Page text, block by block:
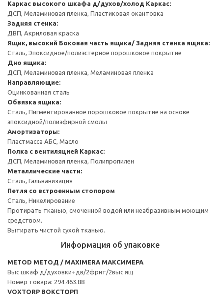
Каркас высокого шкафа д/духов/холод Каркас:
ДСП, Меламиновая пленка, Пластиковая окантовка
Задняя стенка:
ДВП, Акриловая краска
Ящик, высокий Боковая часть ящика/ Задняя стенка ящика:
Сталь, Эпоксидное/полиэстерное порошковое покрытие
Дно ящика:
ДСП, Меламиновая пленка, Меламиновая пленка
Направляющие:
Оцинкованная сталь
Обвязка ящика:
Сталь, Пигментированное порошковое покрытие на основе
эпоксидной/полиэфирной смолы
Амортизаторы:
Пластмасса АБС, Масло
Полка с вентиляцией Каркас:
ДСП, Меламиновая пленка, Полипропилен
Металлические части:
Сталь, Гальванизация
Петля со встроенным стопором
Сталь, Никелирование
Протирать тканью, смоченной водой или неабразивным моющим
средством.
Вытирать чистой сухой тканью.
Информация об упаковке
METOD МЕТОД / MAXIMERA МАКСИМЕРА
Выс шкаф д/духовки+дв/2фрнт/2выс ящ
Номер товара: 294.463.88
VOXTORP ВОКСТОРП